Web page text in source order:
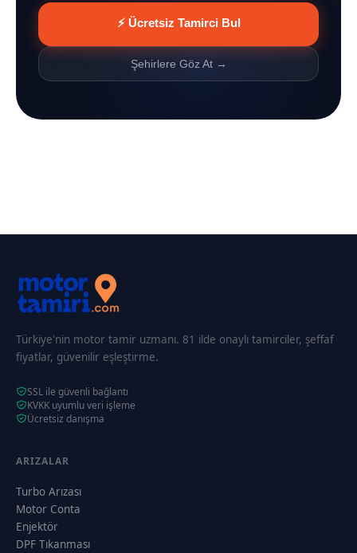
⚡ Ücretsiz Tamirci Bul
Şehirlere Göz At →
Türkiye'nin motor tamir uzmanı. 81 ilde onaylı tamirciler, şeffaf
fiyatlar, güvenilir eşleştirme.
SSL ile güvenli bağlantı
KVKK uyumlu veri işleme
Ücretsiz danışma
ARIZALAR
Turbo Arızası
Motor Conta
Enjektör
DPF Tıkanması